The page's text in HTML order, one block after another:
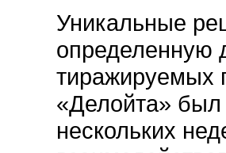
Уникальные
определенную
тиражируемых
«Делойта» был
нескольких